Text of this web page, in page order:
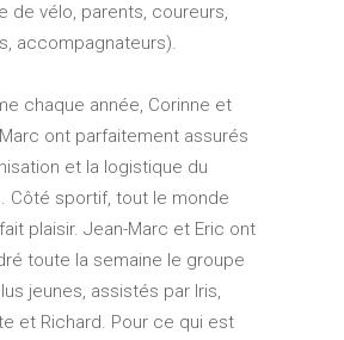
de vélo, parents, coureurs,
accompagnateurs).
chaque année, Corinne et
ont parfaitement assurés
et la logistique du
Côté sportif, tout le monde
plaisir. Jean-Marc et Eric ont
toute la semaine le groupe
jeunes, assistés par Iris,
et Richard. Pour ce qui est